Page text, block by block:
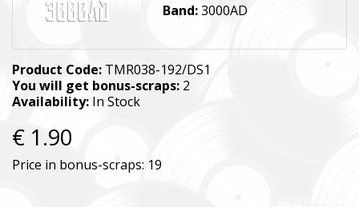
Band:3000AD
Product Code: TMR038-192/DS1
You will get bonus-scraps: 2
Availability: In Stock
€ 1.90
Price in bonus-scraps: 19